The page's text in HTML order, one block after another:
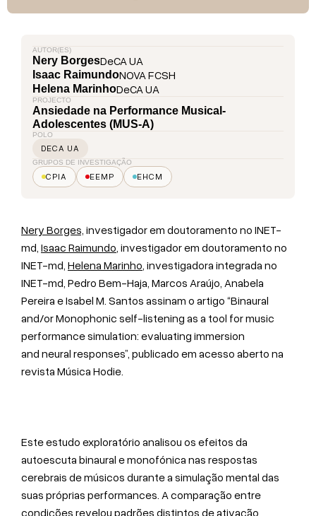
AUTOR(ES)
Nery BorgesDeCA UA
Isaac RaimundoNOVA FCSH
Helena MarinhoDeCA UA
PROJECTO
Ansiedade na Performance Musical-
Adolescentes (MUS-A)
POLO
DECA UA
GRUPOS DE INVESTIGAÇÃO
CPIA EEMP EHCM
Nery Borges, investigador em doutoramento no INET-
md, Isaac Raimundo, investigador em doutoramento no
INET-md, Helena Marinho, investigadora integrada no
INET-md, Pedro Bem-Haja, Marcos Araújo, Anabela
Pereira e Isabel M. Santos assinam o artigo “Binaural
and/or Monophonic self-listening as a tool for music
performance simulation: evaluating immersion
and neural responses”, publicado em acesso aberto na
revista Música Hodie.
Este estudo exploratório analisou os efeitos da
autoescuta binaural e monofónica nas respostas
cerebrais de músicos durante a simulação mental das
suas próprias performances. A comparação entre
condições revelou padrões distintos de ativação